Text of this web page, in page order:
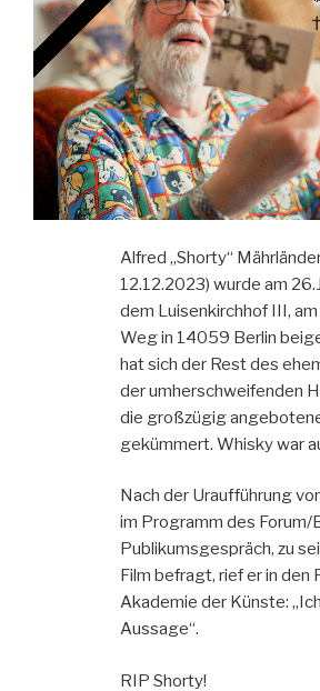
Alfred „Shorty“
12.12.2023) wurde am
dem Luisenkirchhof III,
Weg in 14059 Berlin
hat sich der Rest des
der umherschweifenden
die großzügig
gekümmert. Whisky war
Nach der Uraufführung
im Programm des Forum/
Publikumsgespräch, zu
Film befragt, rief er in den
Akademie der Künste:
Aussage“.
RIP Shorty!